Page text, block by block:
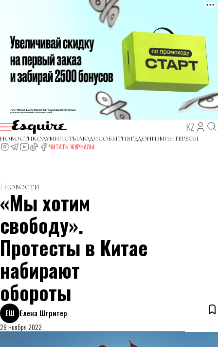
KZ
НОВОСТИКОЛУМНИСТЫЛЮДИСОБЫТИЯГЕДОНИЗМИНТЕРЕСЫ
ЧИТАТЬ ЖУРНАЛЫ
НОВОСТИ
«Мы хотим
свободу».
Протесты в Китае
набирают
обороты
ЕШ Елена Штритер
28 ноября 2022